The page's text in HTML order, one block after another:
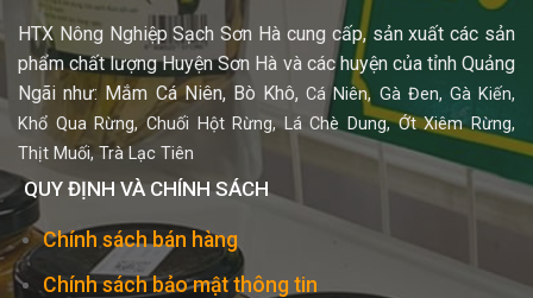
HTX Nông Nghiệp Sạch Sơn Hà cung cấp, sản xuất các sản
phẩm chất lượng Huyện Sơn Hà và các huyện của tỉnh Quảng
Ngãi như: Mắm Cá Niên, Bò Khô,Cá Niên, Gà Đen, Gà Kiến,
Khổ Qua Rừng,Chuối Hột Rừng, Lá Chè Dung,Ớt Xiêm Rừng,
Thịt Muối, Trà Lạc Tiên
QUY ĐỊNH VÀ CHÍNH SÁCH
Chính sách bán hàng
Chính sách bảo mật thông tin